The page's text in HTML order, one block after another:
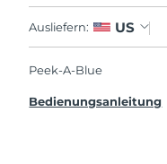
Ausliefern: US
Peek-A-Blue
Bedienungsanleitung